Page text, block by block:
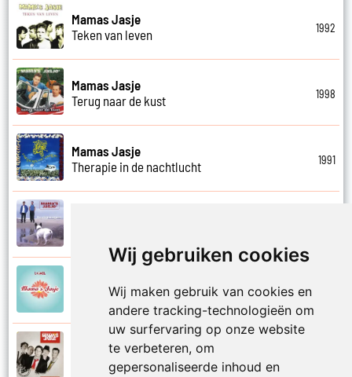
Wij gebruiken cookies
Wij maken gebruik van cookies en
andere tracking-technologieën om
uw surfervaring op onze website
te verbeteren, om
gepersonaliseerde inhoud en
Mamas Jasje
Teken van leven
1992
Mamas Jasje
Terug naar de kust
1998
Mamas Jasje
Therapie in de nachtlucht
1991
Mamas Jasje
Tot aan de maan en terug